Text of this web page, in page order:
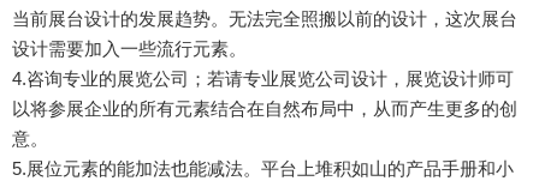
当前展台设计的发展趋势。无法完全照搬以前的设计，这次展台
设计需要加入一些流行元素。
4.咨询专业的展览公司；若请专业展览公司设计，展览设计师可
以将参展企业的所有元素结合在自然布局中，从而产生更多的创
意。
5.展位元素的能加法也能减法。平台上堆积如山的产品手册和小